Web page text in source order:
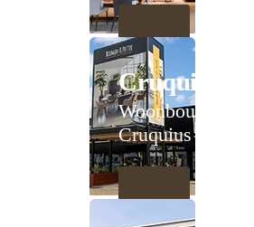
Cruquius
Woonboulevard
Cruquius